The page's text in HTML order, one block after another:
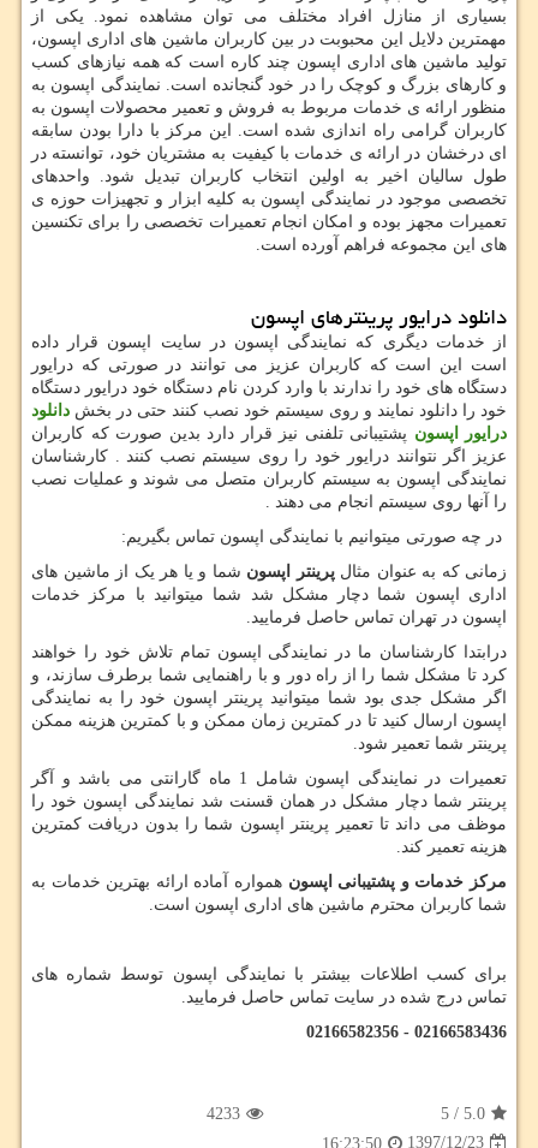
بسیاری از منازل افراد مختلف می توان مشاهده نمود. یکی از
مهمترین دلایل این محبوبت در بین کاربران ماشین های اداری اپسون،
تولید ماشین های اداری اپسون چند کاره است که همه نیازهای کسب
و کارهای بزرگ و کوچک را در خود گنجانده است. نمایندگی اپسون به
منظور ارائه ی خدمات مربوط به فروش و تعمیر محصولات اپسون به
کاربران گرامی راه اندازی شده است. این مرکز با دارا بودن سابقه
ای درخشان در ارائه ی خدمات با کیفیت به مشتریان خود، توانسته در
طول سالیان اخیر به اولین انتخاب کاربران تبدیل شود. واحدهای
تخصصی موجود در نمایندگی اپسون به کلیه ابزار و تجهیزات حوزه ی
تعمیرات مجهز بوده و امکان انجام تعمیرات تخصصی را برای تکنسین
های این مجموعه فراهم آورده است.
دانلود درایور پرینترهای اپسون
از خدمات دیگری که نمایندگی اپسون در سایت اپسون قرار داده
است این است که کاربران عزیز می توانند در صورتی که درایور
دستگاه های خود را ندارند با وارد کردن نام دستگاه خود درایور دستگاه
خود را دانلود نمایند و روی سیستم خود نصب کنند حتی در بخش دانلود
درایور اپسون پشتیبانی تلفنی نیز قرار دارد بدین صورت که کاربران
عزیز اگر نتوانند درایور خود را روی سیستم نصب کنند . کارشناسان
نمایندگی اپسون به سیستم کاربران متصل می شوند و عملیات نصب
را آنها روی سیستم انجام می دهند .
در چه صورتی میتوانیم با نمایندگی اپسون تماس بگیریم:
زمانی که به عنوان مثالپرینتر اپسون شما و یا هر یک از ماشین های
اداری اپسون شما دچار مشکل شد شما میتوانید با مرکز خدمات
اپسون در تهران تماس حاصل فرمایید.
درابتدا کارشناسان ما در نمایندگی اپسون تمام تلاش خود را خواهند
کرد تا مشکل شما را از راه دور و با راهنمایی شما برطرف سازند، و
اگر مشکل جدی بود شما میتوانید پرینتر اپسون خود را به نمایندگی
اپسون ارسال کنید تا در کمترین زمان ممکن و با کمترین هزینه ممکن
پرینتر شما تعمیر شود.
تعمیرات در نمایندگی اپسون شامل 1 ماه گارانتی می باشد و آگر
پرینتر شما دچار مشکل در همان قسنت شد نمایندگی اپسون خود را
موظف می داند تا تعمیر پرینتر اپسون شما را بدون دریافت کمترین
هزینه تعمیر کند.
مرکز خدمات و پشتیبانی اپسون همواره آماده ارائه بهترین خدمات به
شما کاربران محترم ماشین های اداری اپسون است.
برای کسب اطلاعات بیشتر با نمایندگی اپسون توسط شماره های
تماس درج شده در سایت تماس حاصل فرمایید.
02166583436 - 02166582356
5.0
/
5
4233
1397/12/23
16:23:50